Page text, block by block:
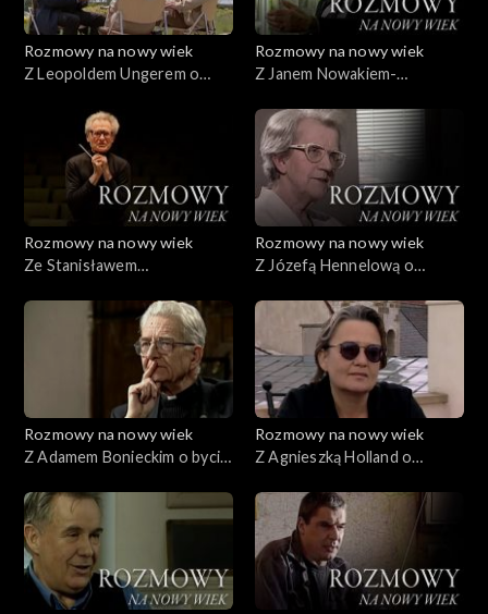
Rozmowy na nowy wiek
Z Leopoldem Ungerem o
Rozmowy na nowy wiek
Z Janem Nowakiem-
Rozmowy na nowy wiek
Ze Stanisławem
dyrygowania
Rozmowy na nowy wiek
Z Józefą Hennelową o
Rozmowy na nowy wiek
Z Adamem Bonieckim o byciu
Rozmowy na nowy wiek
Z Agnieszką Holland o